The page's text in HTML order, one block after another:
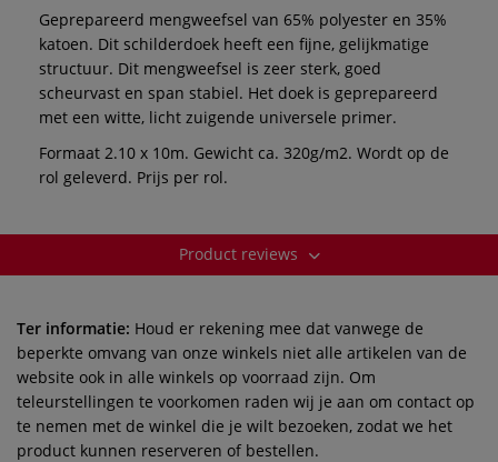
Geprepareerd mengweefsel van 65% polyester en 35%
katoen. Dit schilderdoek heeft een fijne, gelijkmatige
structuur. Dit mengweefsel is zeer sterk, goed
scheurvast en span stabiel. Het doek is geprepareerd
met een witte, licht zuigende universele primer.
Formaat 2.10 x 10m. Gewicht ca. 320g/m2. Wordt op de
rol geleverd. Prijs per rol.
Product reviews
Ter informatie: Houd er rekening mee dat vanwege de
beperkte omvang van onze winkels niet alle artikelen van de
website ook in alle winkels op voorraad zijn. Om
teleurstellingen te voorkomen raden wij je aan om contact op
te nemen met de winkel die je wilt bezoeken, zodat we het
product kunnen reserveren of bestellen.